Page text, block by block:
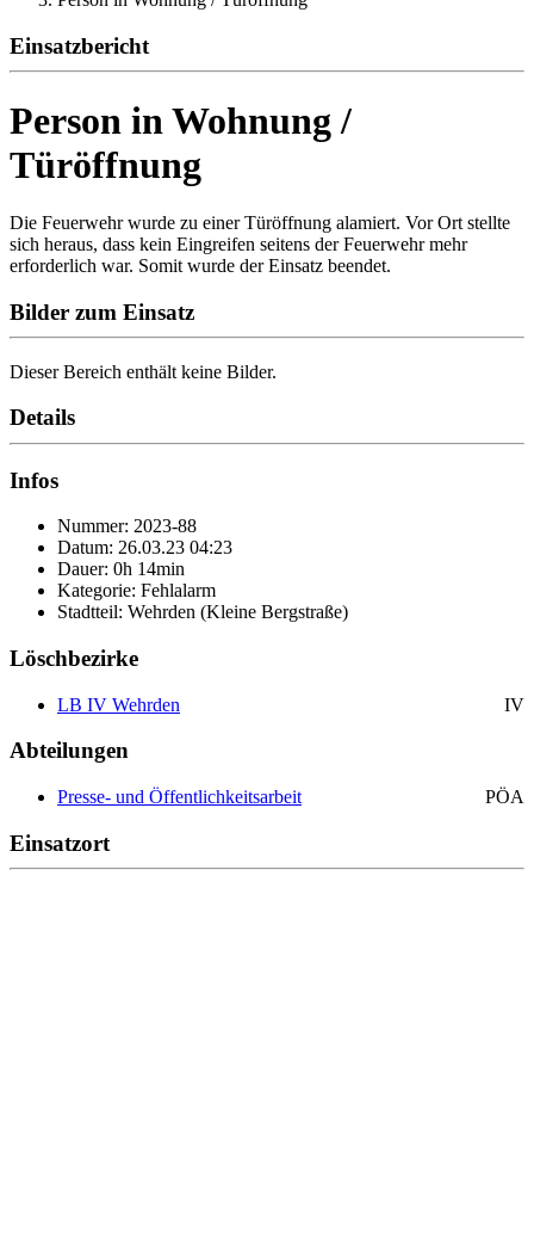
Einsatzbericht
Person in Wohnung /
Türöffnung
Die Feuerwehr wurde zu einer Türöffnung alamiert. Vor Ort stellte
sich heraus, dass kein Eingreifen seitens der Feuerwehr mehr
erforderlich war. Somit wurde der Einsatz beendet.
Bilder zum Einsatz
Dieser Bereich enthält keine Bilder.
Details
Infos
Nummer: 2023-88
Datum: 26.03.23 04:23
Dauer: 0h 14min
Kategorie: Fehlalarm
Stadtteil: Wehrden (Kleine Bergstraße)
Löschbezirke
LB IV Wehrden IV
Abteilungen
Presse- und Öffentlichkeitsarbeit PÖA
Einsatzort